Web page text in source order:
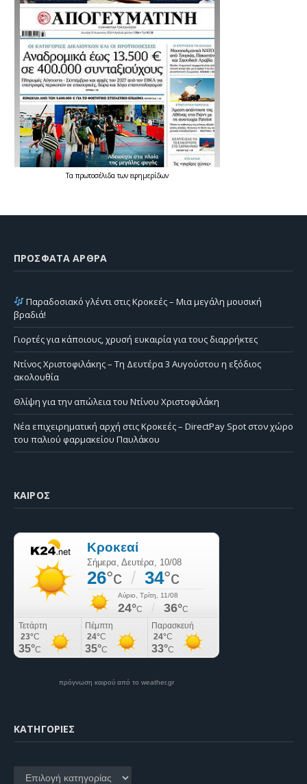
Τα πρωτοσέλιδατων εφημερίδων
ΠΡΌΣΦΑΤΑ ΆΡΘΡΑ
Παραδοσιακό γλέντι στις Κροκεές – Μια μεγάλη μουσική
βραδιά!
Γιορτές για κάποιους, χρυσή ευκαιρία για τους διαρρήκτες
Ντίνος Χριστοφιλάκης – Τη Δευτέρα 3 Αυγούστου η εξόδιος
ακολουθία
Θλίψη για την απώλεια του Ντίνου Χριστοφιλάκη
Νέα επιχειρηματική αρχή στις Κροκεές – DirectPay Spot στον χώρο
του παλιού φαρμακείου Παυλάκου
ΚΑΙΡΌΣ
πρόγνωση καιρού από το weather.gr
KΑΤΗΓΟΡΊΕΣ
Kατηγορίες